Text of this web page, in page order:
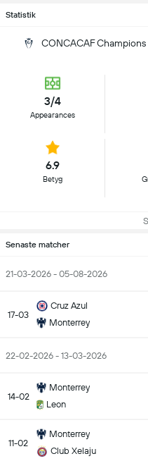
Statistik
CONCACAF
3/4
Appearances
6.9
Betyg
Senaste matcher
21-03-2026 - 05-08-2026
17-03
Cruz Azul
Monterrey
22-02-2026 - 13-03-2026
14-02
Monterrey
Leon
11-02
Monterrey
Club Xelaju